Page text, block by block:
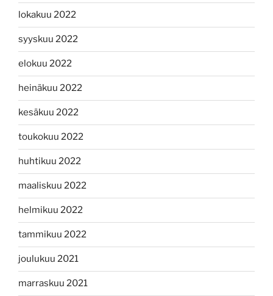
lokakuu 2022
syyskuu 2022
elokuu 2022
heinäkuu 2022
kesäkuu 2022
toukokuu 2022
huhtikuu 2022
maaliskuu 2022
helmikuu 2022
tammikuu 2022
joulukuu 2021
marraskuu 2021